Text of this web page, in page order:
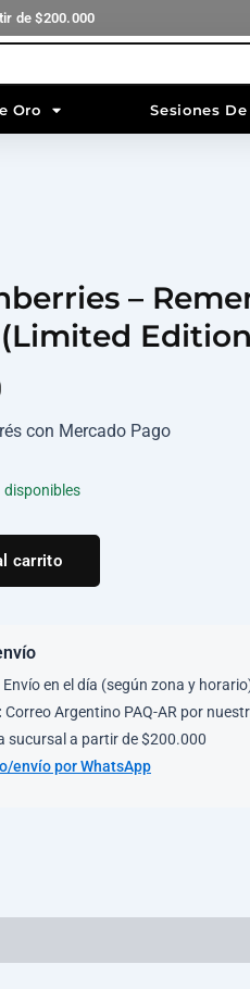
de $200.000
Oro Sesiones
–
con Mercado Pago
disponibles
carrito
Envío en el día (según zona y
Correo Argentino PAQ-AR por
sucursal a partir de $200.000
envío por WhatsApp